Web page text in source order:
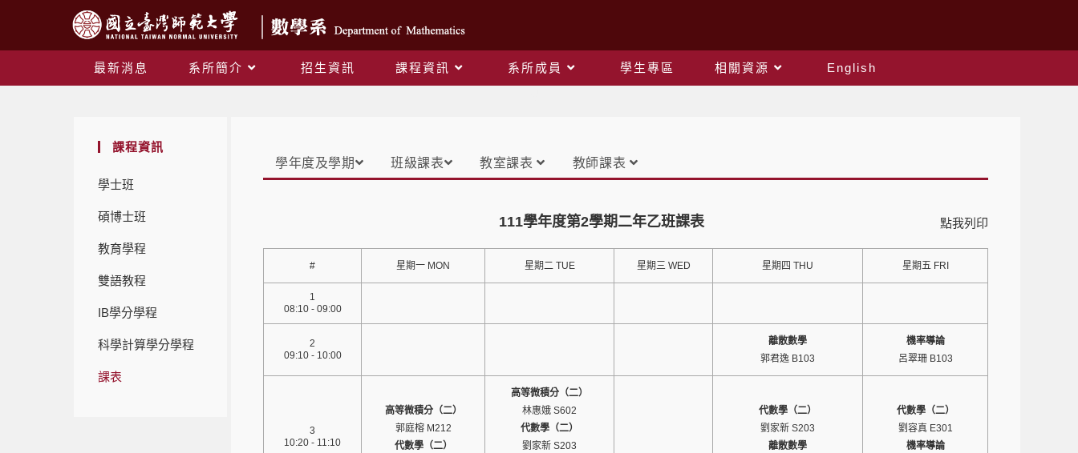
最新消息 系所簡介 招生資訊 課程資訊 系所成員 學生專區 相關資源
English
課程資訊
學士班
碩博士班
教育學程
雙語教程
IB學分學程
科學計算學分學程
課表
學年度及學期 班級課表 教室課表 教師課表
點我列印
111學年度第2學期二年乙班課表
# 星期一 MON 星期二 TUE 星期三 WED 星期四 THU 星期五 FRI
1
08:10 - 09:00
2
09:10 - 10:00
離散數學
郭君逸 B103
機率導論
呂翠珊 B103
3
10:20 - 11:10
高等微積分（二）
郭庭榕 M212
代數學（二）
高等微積分（二）
林惠娥 S602
代數學（二）
劉家新 S203
代數學（二）
劉家新 S203
離散數學
代數學（二）
劉容真 E301
機率導論